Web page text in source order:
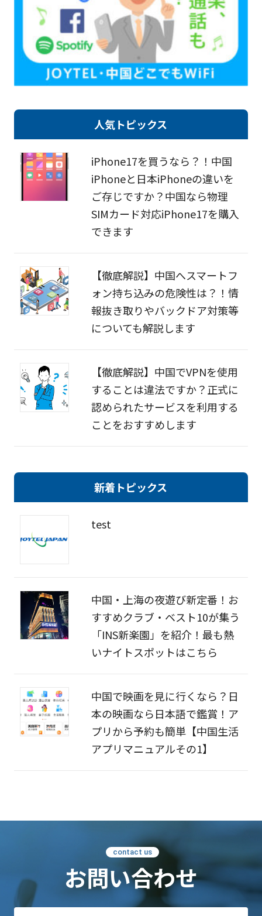
人気トピックス
iPhone17を買うなら？！中国
iPhoneと日本iPhoneの違いを
ご存じですか？中国なら物理
SIMカード対応iPhone17を購入
できます
【徹底解説】中国へスマートフ
ォン持ち込みの危険性は？！情
報抜き取りやバックドア対策等
についても解説します
【徹底解説】中国でVPNを使用
することは違法ですか？正式に
認められたサービスを利用する
ことをおすすめします
新着トピックス
test
中国・上海の夜遊び新定番！お
すすめクラブ・ベスト10が集う
「INS新楽園」を紹介！最も熱
いナイトスポットはこちら
中国で映画を見に行くなら？日
本の映画なら日本語で鑑賞！ア
プリから予約も簡単【中国生活
アプリマニュアルその1】
contact us
お問い合わせ